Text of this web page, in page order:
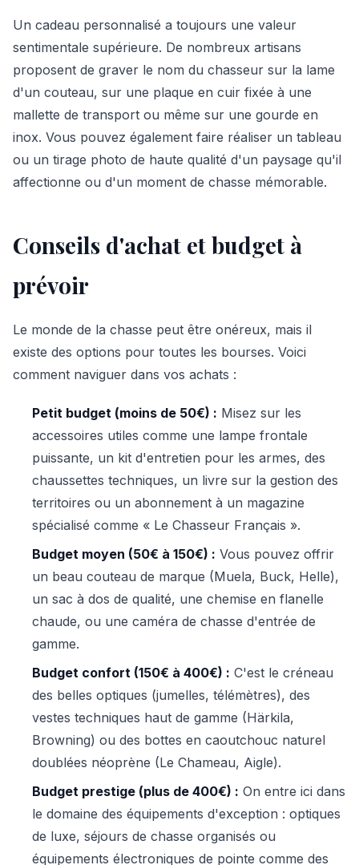
Un cadeau personnalisé a toujours une valeur
sentimentale supérieure. De nombreux artisans
proposent de graver le nom du chasseur sur la lame
d'un couteau, sur une plaque en cuir fixée à une
mallette de transport ou même sur une gourde en
inox. Vous pouvez également faire réaliser un tableau
ou un tirage photo de haute qualité d'un paysage qu'il
affectionne ou d'un moment de chasse mémorable.
Conseils d'achat et budget à
prévoir
Le monde de la chasse peut être onéreux, mais il
existe des options pour toutes les bourses. Voici
comment naviguer dans vos achats :
Petit budget (moins de 50€) : Misez sur les
accessoires utiles comme une lampe frontale
puissante, un kit d'entretien pour les armes, des
chaussettes techniques, un livre sur la gestion des
territoires ou un abonnement à un magazine
spécialisé comme « Le Chasseur Français ».
Budget moyen (50€ à 150€) : Vous pouvez offrir
un beau couteau de marque (Muela, Buck, Helle),
un sac à dos de qualité, une chemise en flanelle
chaude, ou une caméra de chasse d'entrée de
gamme.
Budget confort (150€ à 400€) : C'est le créneau
des belles optiques (jumelles, télémètres), des
vestes techniques haut de gamme (Härkila,
Browning) ou des bottes en caoutchouc naturel
doublées néoprène (Le Chameau, Aigle).
Budget prestige (plus de 400€) : On entre ici dans
le domaine des équipements d'exception : optiques
de luxe, séjours de chasse organisés ou
équipements électroniques de pointe comme des